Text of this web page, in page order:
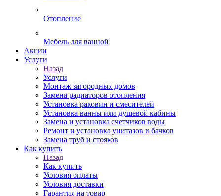
Отопление
Мебель для ванной
Акции
Услуги
Назад
Услуги
Монтаж загородных домов
Замена радиаторов отопления
Установка раковин и смесителей
Установка ванны или душевой кабины
Замена и установка счетчиков воды
Ремонт и установка унитазов и бачков
Замена труб и стояков
Как купить
Назад
Как купить
Условия оплаты
Условия доставки
Гарантия на товар